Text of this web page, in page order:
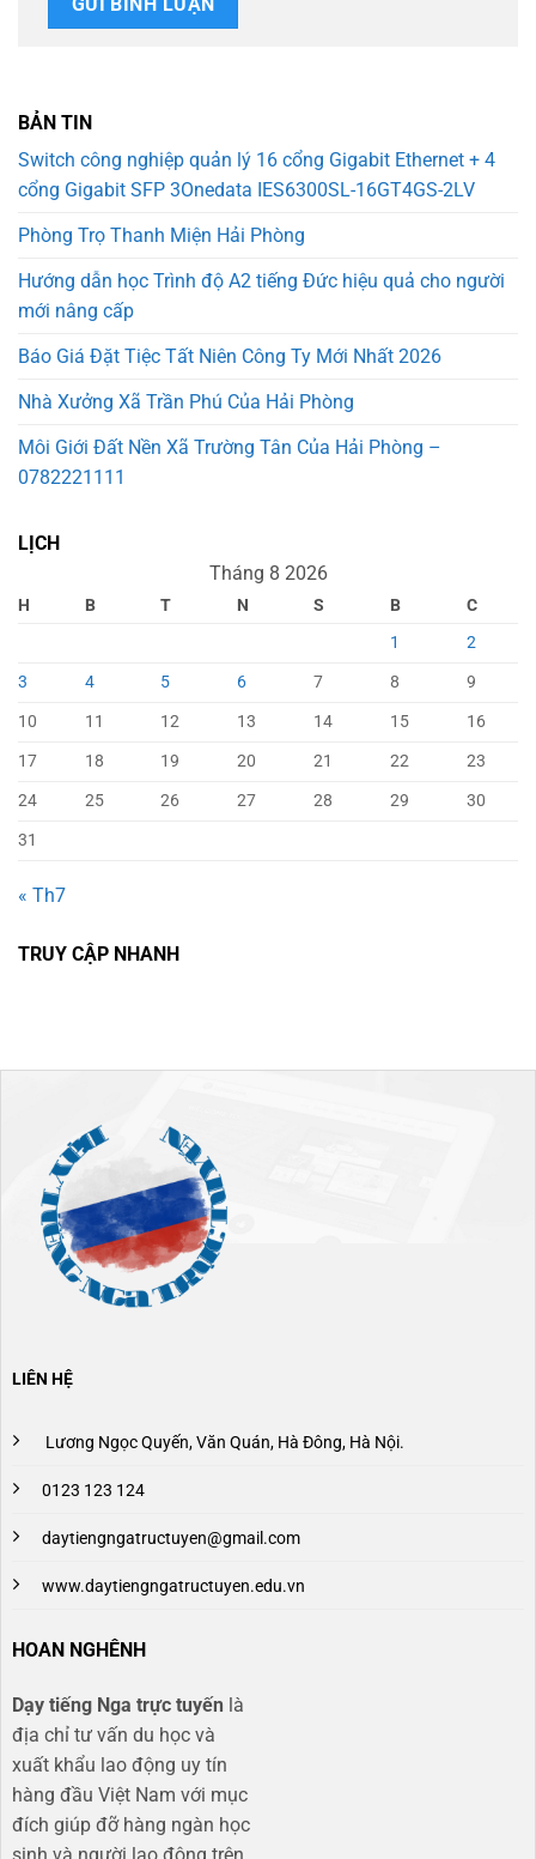
BẢN TIN
Switch công nghiệp quản lý 16 cổng Gigabit Ethernet + 4
cổng Gigabit SFP 3Onedata IES6300SL-16GT4GS-2LV
Phòng Trọ Thanh Miện Hải Phòng
Hướng dẫn học Trình độ A2 tiếng Đức hiệu quả cho người
mới nâng cấp
Báo Giá Đặt Tiệc Tất Niên Công Ty Mới Nhất 2026
Nhà Xưởng Xã Trần Phú Của Hải Phòng
Môi Giới Đất Nền Xã Trường Tân Của Hải Phòng –
0782221111
LỊCH
Tháng 8 2026
H B T N S B
C
1
2
3
4 5 6 7 8
9
10
11 12 13 14 15
16
17
18 19 20 21 22
23
24
25 26 27 28 29
30
31
« Th7
TRUY CẬP NHANH
LIÊN HỆ
Lương Ngọc Quyến, Văn Quán, Hà Đông, Hà Nội.
0123 123 124
daytiengngatructuyen@gmail.com
www.daytiengngatructuyen.edu.vn
HOAN NGHÊNH
Dạy tiếng Nga trực tuyến là
địa chỉ tư vấn du học và
xuất khẩu lao động uy tín
hàng đầu Việt Nam với mục
đích giúp đỡ hàng ngàn học
sinh và người lao động trên